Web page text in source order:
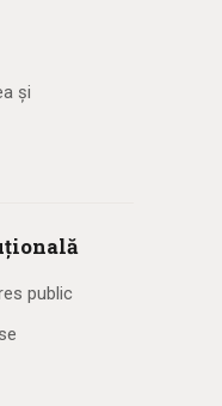
și
public